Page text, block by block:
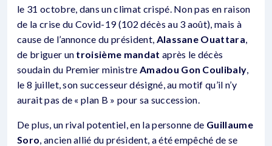
le 31 octobre, dans un climat crispé. Non pas en raison
de la crise du Covid-19 (102 décès au 3 août), mais à
cause de l’annonce du président, Alassane Ouattara,
de briguer un troisième mandat après le décès
soudain du Premier ministre Amadou Gon Coulibaly,
le 8 juillet, son successeur désigné, au motif qu’il n’y
aurait pas de « plan B » pour sa succession.
De plus, un rival potentiel, en la personne de Guillaume
Soro, ancien allié du président, a été empêché de se